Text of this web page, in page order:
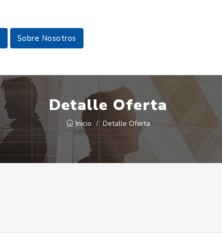
Sobre Nosotros
Detalle Oferta
Inicio Detalle Oferta